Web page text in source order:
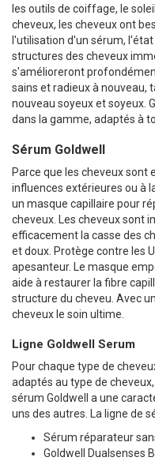
les outils de coiffage, le
cheveux, les cheveux ont
l'utilisation d'un sérum,
structures des cheveux
s'amélioreront
sains et radieux à nouveau,
nouveau soyeux et soyeux.
dans la gamme, adaptés à
Sérum Goldwell
Parce que les cheveux sont
influences extérieures ou à
un masque capillaire pour
cheveux. Les cheveux sont
efficacement la casse des
et doux. Protège contre les
apesanteur. Le masque
aide à restaurer la fibre
structure du cheveu. Avec
cheveux le soin ultime.
Ligne Goldwell Serum
Pour chaque type de
adaptés au type de
sérum Goldwell a une
uns des autres. La ligne de
Sérum réparateur
Goldwell Dualsenses